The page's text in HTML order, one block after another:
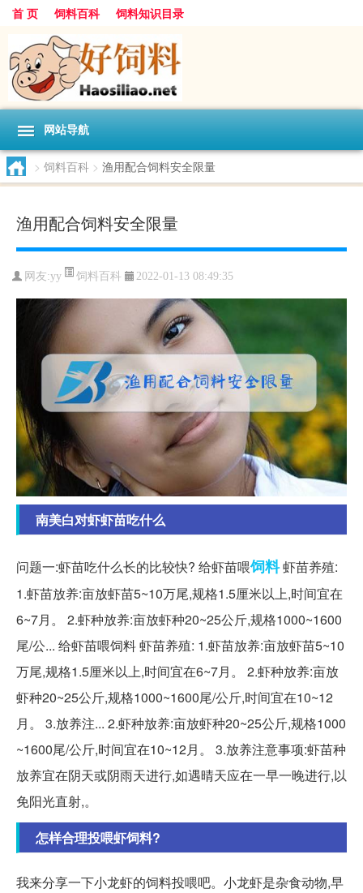
首 页 饲料百科 饲料知识目录
网站导航
> 饲料百科 > 渔用配合饲料安全限量
渔用配合饲料安全限量
网友:yy 饲料百科 2022-01-13 08:49:35
南美白对虾虾苗吃什么
问题一:虾苗吃什么长的比较快? 给虾苗喂饲料虾苗养殖:
1.虾苗放养:亩放虾苗5~10万尾,规格1.5厘米以上,时间宜在
6~7月。 2.虾种放养:亩放虾种20~25公斤,规格1000~1600
尾/公... 给虾苗喂饲料 虾苗养殖: 1.虾苗放养:亩放虾苗5~10
万尾,规格1.5厘米以上,时间宜在6~7月。 2.虾种放养:亩放
虾种20~25公斤,规格1000~1600尾/公斤,时间宜在10~12
月。 3.放养注... 2.虾种放养:亩放虾种20~25公斤,规格1000
~1600尾/公斤,时间宜在10~12月。 3.放养注意事项:虾苗种
放养宜在阴天或阴雨天进行,如遇晴天应在一早一晚进行,以
免阳光直射,。
怎样合理投喂虾饲料?
我来分享一下小龙虾的饲料投喂吧。小龙虾是杂食动物,早